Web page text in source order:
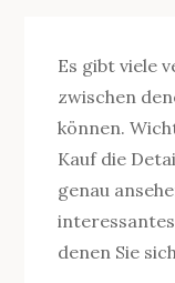
Es gibt viele
zwischen
können.
Kauf die
genau
denen Sie